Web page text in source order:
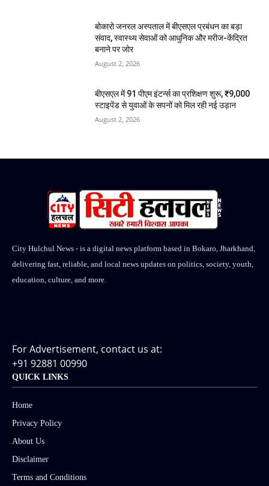
बोकारो जनरल अस्पताल में बीएसएल प्रबंधन का बड़ा
संवाद, स्वास्थ्य सेवाओं को आधुनिक और मरीज-केंद्रित
बनाने पर जोर
August 2, 2026
बीएसएल में 91 पीएम इंटर्न्स का प्रशिक्षण शुरू, ₹9,000
स्टाइपेंड से युवाओं के सपनों को मिल रही नई उड़ान
August 2, 2026
City Hulchul News - is a digital news platform based in Bokaro, Jharkhand,
delivering fast, reliable, and local news updates on politics, society, youth,
education, culture, and more.
For Advertisement, contact us at:
+91 92881 00990
QUICK LINKS
Home
Privacy Policy
About Us
Disclaimer
Terms and Conditions